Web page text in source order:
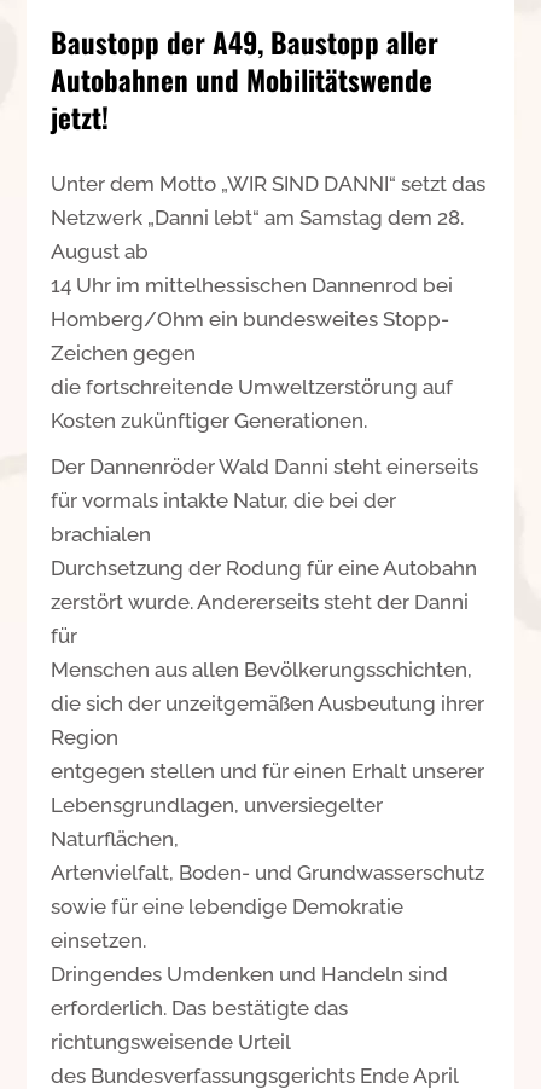
Baustopp der A49, Baustopp aller
Autobahnen und Mobilitätswende
jetzt!
Unter dem Motto „WIR SIND DANNI“ setzt das
Netzwerk „Danni lebt“ am Samstag dem 28.
August ab
14 Uhr im mittelhessischen Dannenrod bei
Homberg/Ohm ein bundesweites Stopp-
Zeichen gegen
die fortschreitende Umweltzerstörung auf
Kosten zukünftiger Generationen.
Der Dannenröder Wald Danni steht einerseits
für vormals intakte Natur, die bei der
brachialen
Durchsetzung der Rodung für eine Autobahn
zerstört wurde. Andererseits steht der Danni
für
Menschen aus allen Bevölkerungsschichten,
die sich der unzeitgemäßen Ausbeutung ihrer
Region
entgegen stellen und für einen Erhalt unserer
Lebensgrundlagen, unversiegelter
Naturflächen,
Artenvielfalt, Boden- und Grundwasserschutz
sowie für eine lebendige Demokratie
einsetzen.
Dringendes Umdenken und Handeln sind
erforderlich. Das bestätigte das
richtungsweisende Urteil
des Bundesverfassungsgerichts Ende April